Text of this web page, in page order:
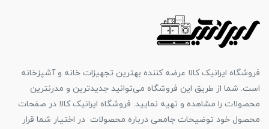
فروشگاه ایرانیک کالا عرضه کننده بهترین تجهیزات خانه و آشپزخانه
است. شما از طریق این فروشگاه می‌توانید جدیدترین و مدرنترین
محصولات را مشاهده و تهیه نمایید. فروشگاه ایرانیک کالا در صفحات
محصول خود توضیحات جامعی درباره محصولات در اختیار شما قرار